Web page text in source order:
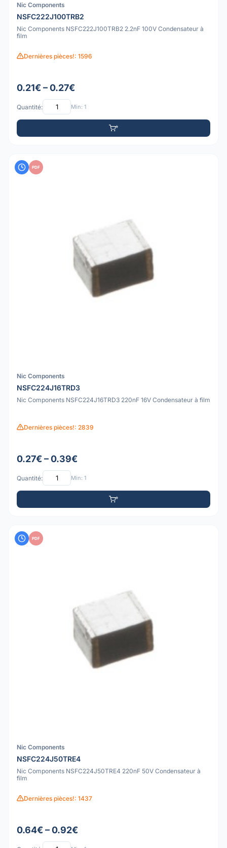
Nic Components
NSFC222J100TRB2
Nic Components NSFC222J100TRB2 2.2nF 100V Condensateur à
film
Dernières pièces!: 1596
0.21€ – 0.27€
Quantité: Min: 1
PDF
Nic Components
NSFC224J16TRD3
Nic Components NSFC224J16TRD3 220nF 16V Condensateur à film
Dernières pièces!: 2839
0.27€ – 0.39€
Quantité: Min: 1
PDF
Nic Components
NSFC224J50TRE4
Nic Components NSFC224J50TRE4 220nF 50V Condensateur à
film
Dernières pièces!: 1437
0.64€ – 0.92€